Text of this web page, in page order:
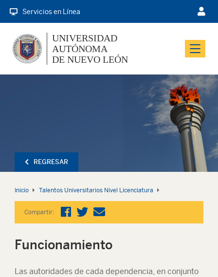
Servicios en Línea
Menu
UNIVERSIDAD
AUTÓNOMA
DE NUEVO LEÓN
REGRESAR
Inicio Talentos Universitarios Nivel Licenciatura
Compartir:
Funcionamiento
Las autoridades de cada dependencia, en conjunto